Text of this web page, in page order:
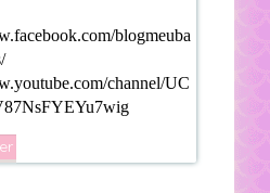
blogmeuba
channel/UC